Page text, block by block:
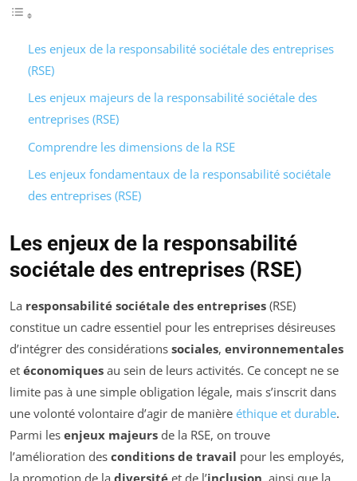
Les enjeux de la responsabilité sociétale des entreprises
(RSE)
Les enjeux majeurs de la responsabilité sociétale des
entreprises (RSE)
Comprendre les dimensions de la RSE
Les enjeux fondamentaux de la responsabilité sociétale
des entreprises (RSE)
Les enjeux de la responsabilité
sociétale des entreprises (RSE)
La responsabilité sociétale des entreprises (RSE)
constitue un cadre essentiel pour les entreprises désireuses
d’intégrer des considérations sociales, environnementales
et économiques au sein de leurs activités. Ce concept ne se
limite pas à une simple obligation légale, mais s’inscrit dans
une volonté volontaire d’agir de manière éthique et durable.
Parmi les enjeux majeurs de la RSE, on trouve
l’amélioration des conditions de travail pour les employés,